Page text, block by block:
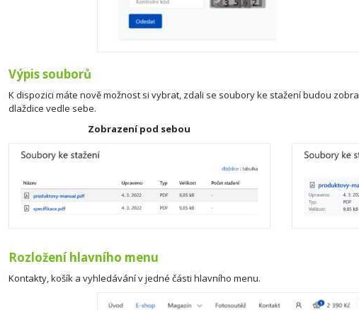
Výpis souborů
K dispozici máte nově možnost si vybrat, zdali se soubory ke stažení budou
dlaždice vedle sebe.
Zobrazení pod sebou
Rozložení hlavního menu
Kontakty, košík a vyhledávání v jedné části hlavního menu.